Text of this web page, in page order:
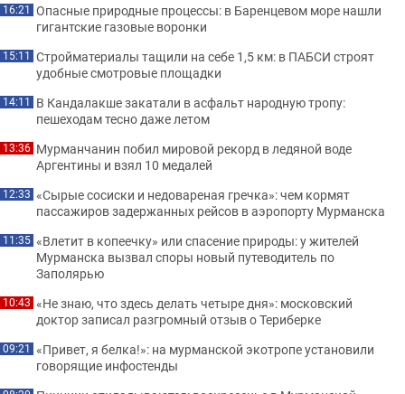
16:21 Опасные природные процессы: в Баренцевом море нашли
гигантские газовые воронки
15:11 Стройматериалы тащили на себе 1,5 км: в ПАБСИ строят
удобные смотровые площадки
14:11 В Кандалакше закатали в асфальт народную тропу:
пешеходам тесно даже летом
13:36 Мурманчанин побил мировой рекорд в ледяной воде
Аргентины и взял 10 медалей
12:33 «Сырые сосиски и недовареная гречка»: чем кормят
пассажиров задержанных рейсов в аэропорту Мурманска
11:35 «Влетит в копеечку» или спасение природы: у жителей
Мурманска вызвал споры новый путеводитель по
Заполярью
10:43 «Не знаю, что здесь делать четыре дня»: московский
доктор записал разгромный отзыв о Териберке
09:21 «Привет, я белка!»: на мурманской экотропе установили
говорящие инфостенды